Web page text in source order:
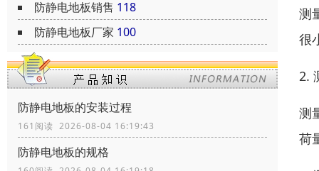
防静电地板销售 118
防静电地板厂家 100
防静电地板的安装过程
161阅读 2026-08-04 16:19:43
防静电地板的规格
测
很
2.
测
荷